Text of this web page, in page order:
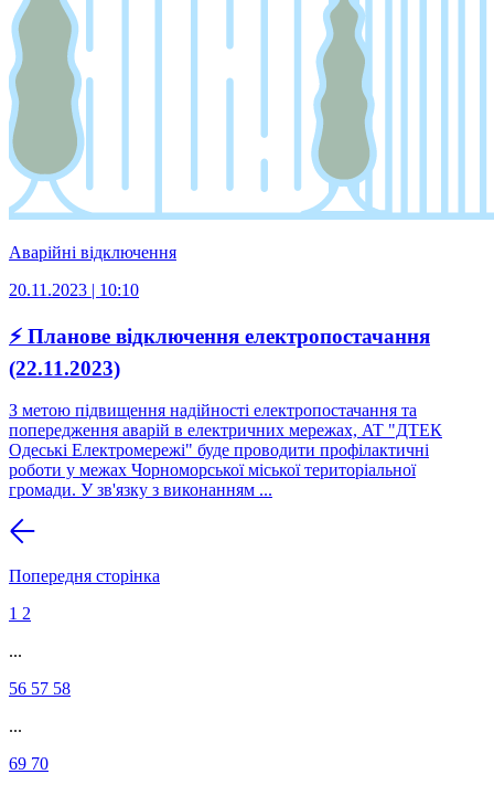
Аварійні відключення
20.11.2023 | 10:10
⚡ Планове відключення електропостачання
(22.11.2023)
З метою підвищення надійності електропостачання та
попередження аварій в електричних мережах, AT "ДТЕК
Одеські Електромережі" буде проводити профілактичні
роботи у межах Чорноморської міської територіальної
громади. У зв'язку з виконанням ...
Попередня сторінка
1 2
...
56 57 58
...
69 70